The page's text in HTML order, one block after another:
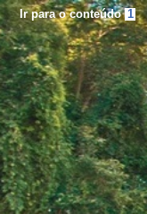
Ir para o conteúdo 1